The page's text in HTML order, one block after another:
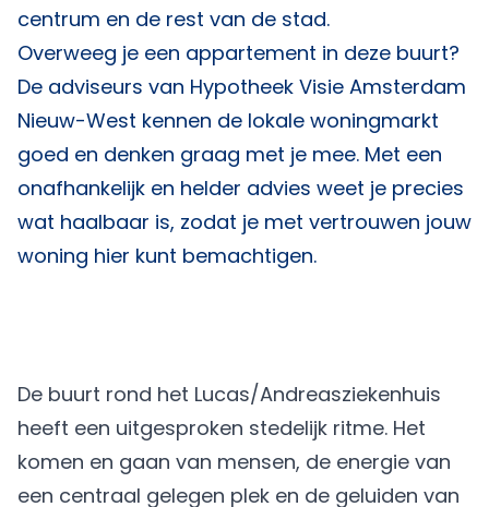
centrum en de rest van de stad.
Overweeg je een appartement in deze buurt?
De adviseurs van Hypotheek Visie Amsterdam
Nieuw-West kennen de lokale woningmarkt
goed en denken graag met je mee. Met een
onafhankelijk en helder advies weet je precies
wat haalbaar is, zodat je met vertrouwen jouw
woning hier kunt bemachtigen.
De buurt rond het Lucas/Andreasziekenhuis
heeft een uitgesproken stedelijk ritme. Het
komen en gaan van mensen, de energie van
een centraal gelegen plek en de geluiden van